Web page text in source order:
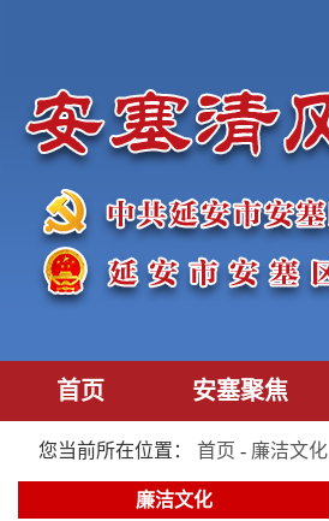
首页 安塞聚焦
您当前所在位置： 首页 - 廉洁文化
廉洁文化